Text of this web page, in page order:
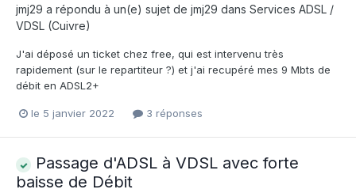
jmj29 a répondu à un(e) sujet de jmj29 dans Services ADSL /
VDSL (Cuivre)
J'ai déposé un ticket chez free, qui est intervenu très
rapidement (sur le repartiteur ?) et j'ai recupéré mes 9 Mbts de
débit en ADSL2+
le 5 janvier 2022 3 réponses
Passage d'ADSL à VDSL avec forte
baisse de Débit